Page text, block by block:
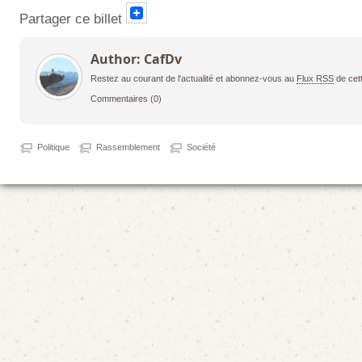
Partager ce billet
Author: CafDv
Restez au courant de l'actualité et abonnez-vous au Flux RSS de
Commentaires (0)
Politique Rassemblement Société